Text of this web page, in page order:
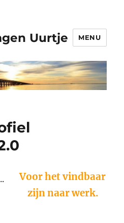
Uurtje MENU
Voor het vindbaar
zijn naar werk.